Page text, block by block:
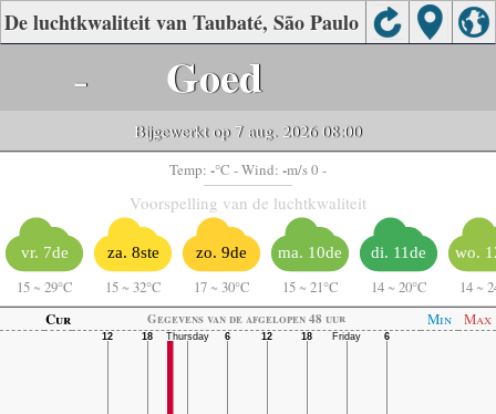
De luchtkwaliteit van Taubaté, São Paulo
- Goed
Bijgewerkt op 7 aug. 2026 08:00
Temp: -°C - Wind: -m/s 0 -
Voorspelling van de luchtkwaliteit
vr. 7de
15 ~ 29°C
za. 8ste
15 ~ 32°C
zo. 9de
17 ~ 30°C
ma. 10de
15 ~ 21°C
di. 11de
14 ~ 20°C
wo.
14 ~
Cur
Gegevens van de afgelopen 48 uur Min Max